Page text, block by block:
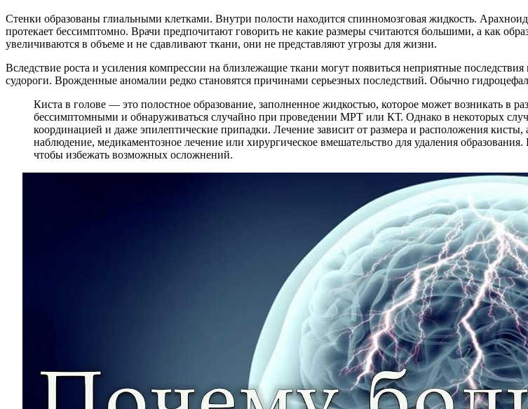
Стенки образованы глиальными клетками. Внутри полости находится спинномозговая жидкость.
протекает бессимптомно. Врачи предпочитают говорить не какие размеры считаются большими, а как
увеличиваются в объеме и не сдавливают ткани, они не представляют угрозы для жизни.
Вследствие роста и усиления компрессии на близлежащие ткани могут появиться неприятные
судороги. Врожденные аномалии редко становятся причинами серьезных последствий. Обычно
Киста в голове — это полостное образование, заполненное жидкостью, которое может возникать в
бессимптомными и обнаруживаться случайно при проведении МРТ или КТ. Однако в некоторых
координацией и даже эпилептические припадки. Лечение зависит от размера и расположения
наблюдение, медикаментозное лечение или хирургическое вмешательство для удаления
чтобы избежать возможных осложнений.